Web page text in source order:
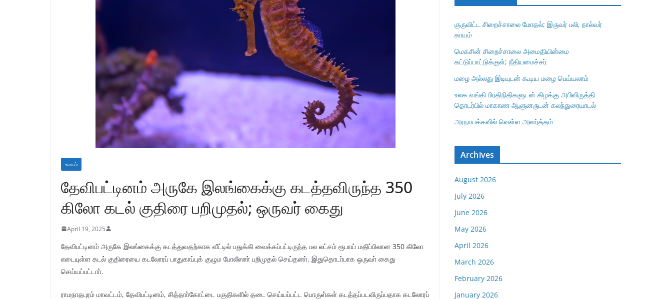
உலகம்
தேவிபட்டினம் அருகே இலங்கைக்கு கடத்தவிருந்த 350
கிலோ கடல் குதிரை பறிமுதல்; ஒருவர் கைது
April 19, 2025
தேவிபட்டினம் அருகே இலங்கைக்கு கடத்துவதற்காக வீட்டில் பதுக்கி வைக்கப்பட்டிருந்த பல லட்சம் ரூபாய் மதிப்பிலான 350 கிலோ
எடையுள்ள கடல் குதிரையை கடலோரப் பாதுகாப்புக் குழும போலீஸாா் பறிமுதல் செய்தனா். இதுதொடா்பாக ஒருவா் கைது
செய்யப்பட்டாா்.
ராமநாதபுரம் மாவட்டம், தேவிபட்டினம், சித்தாா்கோட்டை பகுதிகளில் தடை செய்யப்பட்ட பொருள்கள் கடத்தப்படவிருப்பதாக கடலோரப்
குருவிட்ட சிறைச்சாலை மோதல்; இருவர் பலி, நால்வர்
காயம்
மெகசின் சிறைச்சாலை அமைதியின்மை
கட்டுப்பாட்டுக்குள்; நீதியமைச்சர்
மழை அல்லது இடியுடன் கூடிய மழை பெய்யலாம்
உலக வங்கி பிரதிநிதிகளுடன் கிழக்கு அபிவிருத்தி
தொடர்பில் மாகாண ஆளுனருடன் கலந்துரையாடல்
அரநாயக்கவில் வெள்ள அனர்த்தம்
Archives
August 2026
July 2026
June 2026
May 2026
April 2026
March 2026
February 2026
January 2026